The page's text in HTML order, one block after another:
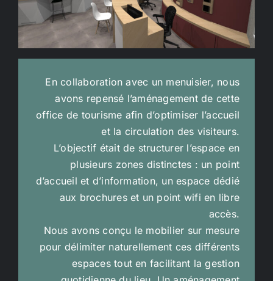
En collaboration avec un menuisier, nous
avons repensé l’aménagement de cette
office de tourisme afin d’optimiser l’accueil
et la circulation des visiteurs.
L’objectif était de structurer l’espace en
plusieurs zones distinctes : un point
d’accueil et d’information, un espace dédié
aux brochures et un point wifi en libre
accès.
Nous avons conçu le mobilier sur mesure
pour délimiter naturellement ces différents
espaces tout en facilitant la gestion